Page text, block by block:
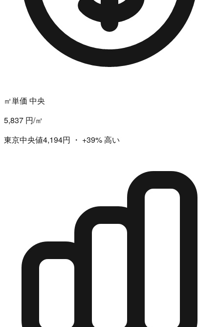
㎡単価 中央
5,837 円/㎡
東京中央値4,194円 ・ +39%高い